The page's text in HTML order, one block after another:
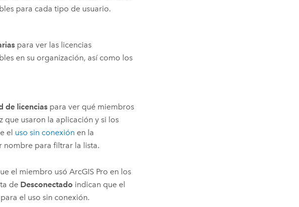
para cada tipo de usuario.
para ver las licencias
en su organización, así como los
de licencias para ver qué miembros
que usaron la aplicación y si los
el uso sin conexión en la
nombre para filtrar la lista.
el miembro usóArcGIS Pro en los
de Desconectado indican que el
para el uso sin conexión.